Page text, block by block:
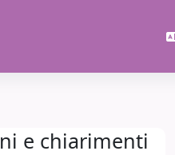
e chiarimenti